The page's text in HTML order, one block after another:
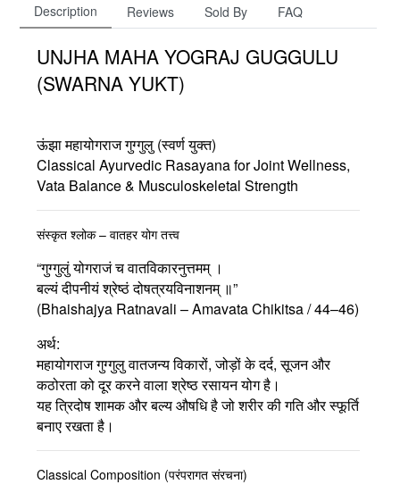
Description Reviews Sold By FAQ
UNJHA MAHA YOGRAJ GUGGULU
(SWARNA YUKT)
ऊंझा महायोगराज गुग्गुलु (स्वर्ण युक्त)
Classical Ayurvedic Rasayana for Joint Wellness,
Vata Balance & Musculoskeletal Strength
संस्कृत श्लोक – वातहर योग तत्त्व
“गुग्गुलुं योगराजं च वातविकारनुत्तमम् ।
बल्यं दीपनीयं श्रेष्ठं दोषत्रयविनाशनम् ॥”
(Bhaishajya Ratnavali – Amavata Chikitsa / 44–46)
अर्थ:
महायोगराज गुग्गुलु वातजन्य विकारों, जोड़ों के दर्द, सूजन और
कठोरता को दूर करने वाला श्रेष्ठ रसायन योग है।
यह त्रिदोष शामक और बल्य औषधि है जो शरीर की गति और स्फूर्ति
बनाए रखता है।
Classical Composition (परंपरागत संरचना)